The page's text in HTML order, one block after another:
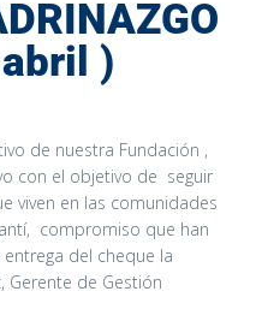
)
de nuestra Fundación ,
con el objetivo de seguir
viven en las comunidades
compromiso que han
del cheque la
Gerente de Gestión